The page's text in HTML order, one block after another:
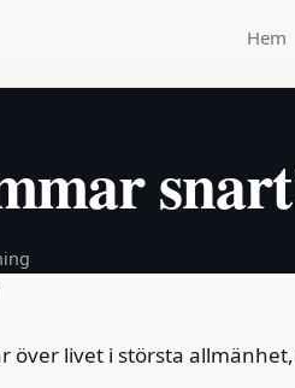
Hem
över livet i största